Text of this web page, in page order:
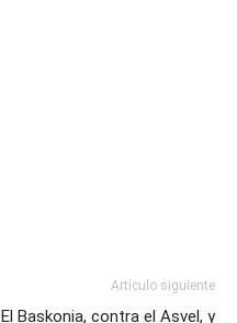
Artículo siguiente
El Baskonia, contra el Asvel, y